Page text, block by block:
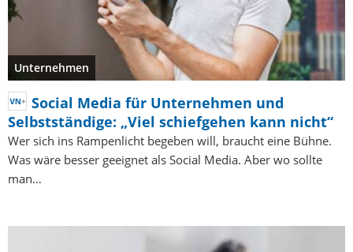
Unternehmen
Social Media für Unternehmen und
Selbstständige: „Viel schiefgehen kann nicht“
Wer sich ins Rampenlicht begeben will, braucht eine Bühne.
Was wäre besser geeignet als Social Media. Aber wo sollte
man…